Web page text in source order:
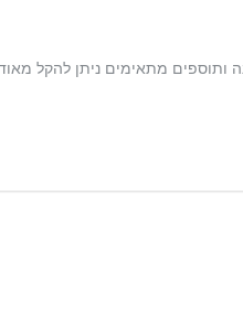
ותוספים מתאימים ניתן להקל